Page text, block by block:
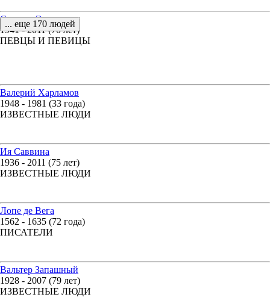
Сезария Эвора
1941 - 2011 (70 лет)
ПЕВЦЫ И ПЕВИЦЫ
... еще 170 людей
Валерий Харламов
1948 - 1981 (33 года)
ИЗВЕСТНЫЕ ЛЮДИ
Ия Саввина
1936 - 2011 (75 лет)
ИЗВЕСТНЫЕ ЛЮДИ
Лопе де Вега
1562 - 1635 (72 года)
ПИСАТЕЛИ
Вальтер Запашный
1928 - 2007 (79 лет)
ИЗВЕСТНЫЕ ЛЮДИ